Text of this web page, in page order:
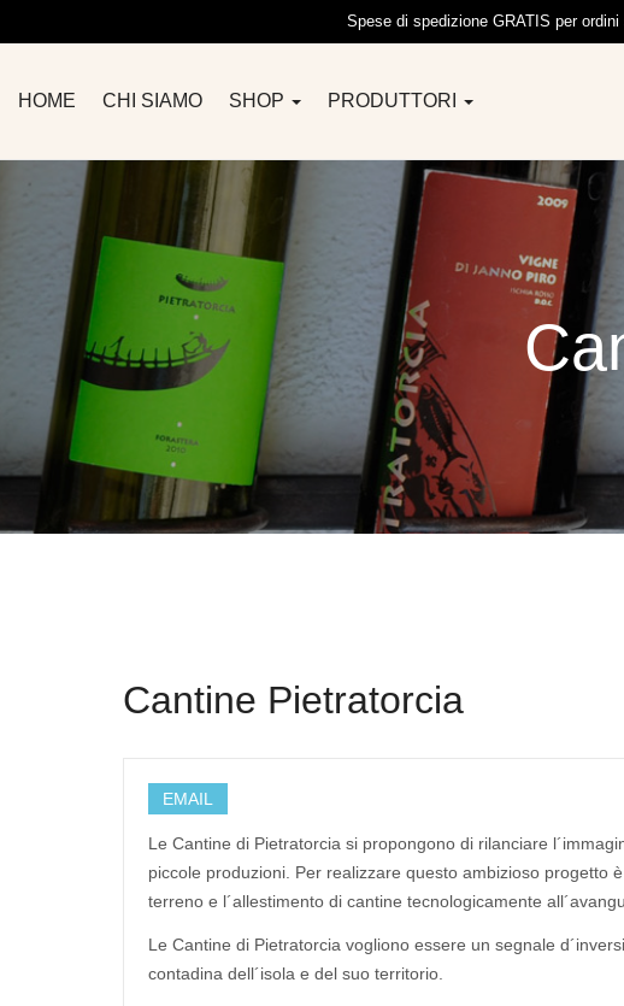
Spese di spedizione GRATIS per
HOME CHI SIAMO SHOP PRODUTTORI
Cantine Pietratorcia
EMAIL
Le Cantine di Pietratorcia si propongono di rilanciare
piccole produzioni. Per realizzare questo ambizioso progetto
terreno e l´allestimento di cantine tecnologicamente
Le Cantine di Pietratorcia vogliono essere un segnale
contadina dell´isola e del suo territorio.